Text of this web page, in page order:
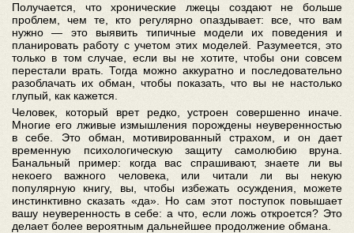
Получается, что хронические лжецы создают не больше
проблем, чем те, кто регулярно опаздывает: все, что вам
нужно — это выявить типичные модели их поведения и
планировать работу с учетом этих моделей. Разумеется, это
только в том случае, если вы не хотите, чтобы они совсем
перестали врать. Тогда можно аккуратно и последовательно
разоблачать их обман, чтобы показать, что вы не настолько
глупый, как кажется.
Человек, который врет редко, устроен совершенно иначе.
Многие его лживые измышления порождены неуверенностью
в себе. Это обман, мотивированный страхом, и он дает
временную психологическую защиту самолюбию вруна.
Банальный пример: когда вас спрашивают, знаете ли вы
некоего важного человека, или читали ли вы некую
популярную книгу, вы, чтобы избежать осуждения, можете
инстинктивно сказать «да». Но сам этот поступок повышает
вашу неуверенность в себе: а что, если ложь откроется? Это
делает более вероятным дальнейшее продолжение обмана.